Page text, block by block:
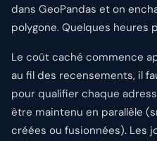
dans GeoPandas et on
polygone. Quelques heures
Le coût caché commence
au fil des recensements, il
pour qualifier chaque
être maintenu en parallèle
créées ou fusionnées). Les